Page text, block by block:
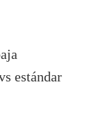
estándar